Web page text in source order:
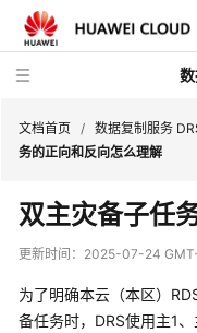
新
动
产
文档首页 / 数据复制服务
务的正向和反向怎么理解
双主灾备子任
更新时间： 2025-07-24
为了明确本云（本区）
备任务时，DRS使用主1